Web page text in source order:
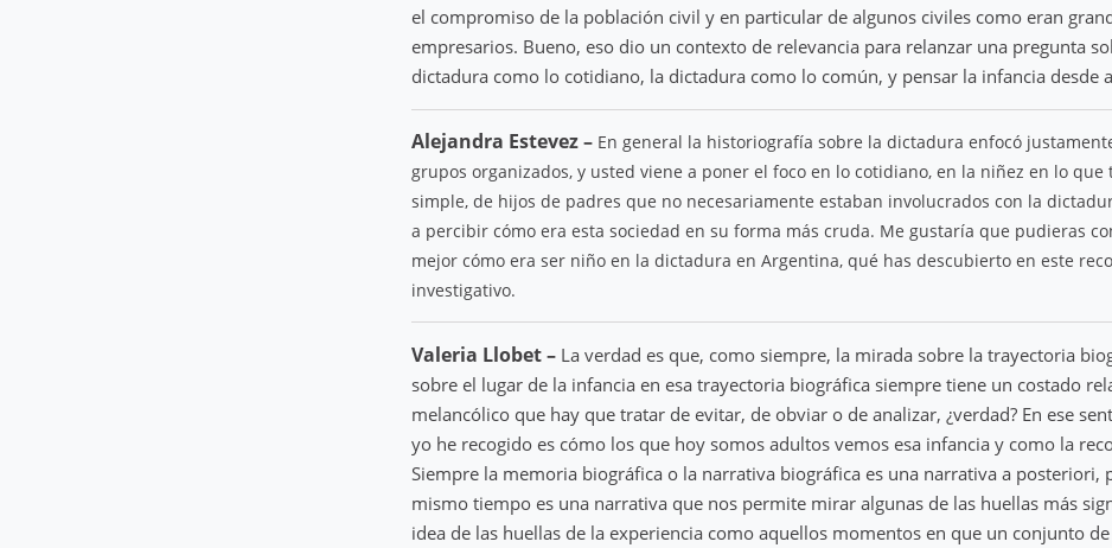
el compromiso de la población civil y en particular de algunos civiles como eran
empresarios. Bueno, eso dio un contexto de relevancia para relanzar una pregunta
dictadura como lo cotidiano, la dictadura como lo común, y pensar la infancia desde
Alejandra Estevez – En general la historiografía sobre la dictadura enfocó
grupos organizados, y usted viene a poner el foco en lo cotidiano, en la niñez en lo que
simple, de hijos de padres que no necesariamente estaban involucrados con la
a percibir cómo era esta sociedad en su forma más cruda. Me gustaría que pudieras
mejor cómo era ser niño en la dictadura en Argentina, qué has descubierto en este
investigativo.
Valeria Llobet – La verdad es que, como siempre, la mirada sobre la trayectoria
sobre el lugar de la infancia en esa trayectoria biográfica siempre tiene un costado
melancólico que hay que tratar de evitar, de obviar o de analizar, ¿verdad? En ese
yo he recogido es cómo los que hoy somos adultos vemos esa infancia y como la
Siempre la memoria biográfica o la narrativa biográfica es una narrativa a posteriori,
mismo tiempo es una narrativa que nos permite mirar algunas de las huellas más
idea de las huellas de la experiencia como aquellos momentos en que un conjunto